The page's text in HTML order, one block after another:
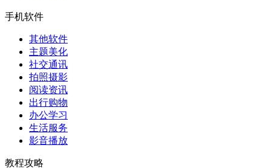
手机软件
其他软件
主题美化
社交通讯
拍照摄影
阅读资讯
出行购物
办公学习
生活服务
影音播放
教程攻略